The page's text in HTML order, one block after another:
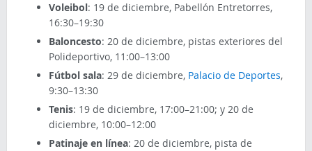
Voleibol: 19 de diciembre, Pabellón Entretorres,
16:30–19:30
Baloncesto: 20 de diciembre, pistas exteriores del
Polideportivo, 11:00–13:00
Fútbol sala: 29 de diciembre, Palacio de Deportes,
9:30–13:30
Tenis: 19 de diciembre, 17:00–21:00; y 20 de
diciembre, 10:00–12:00
Patinaje en línea: 20 de diciembre, pista de